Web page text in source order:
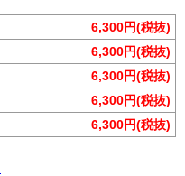
6,300円(税抜)
6,300円(税抜)
6,300円(税抜)
6,300円(税抜)
6,300円(税抜)